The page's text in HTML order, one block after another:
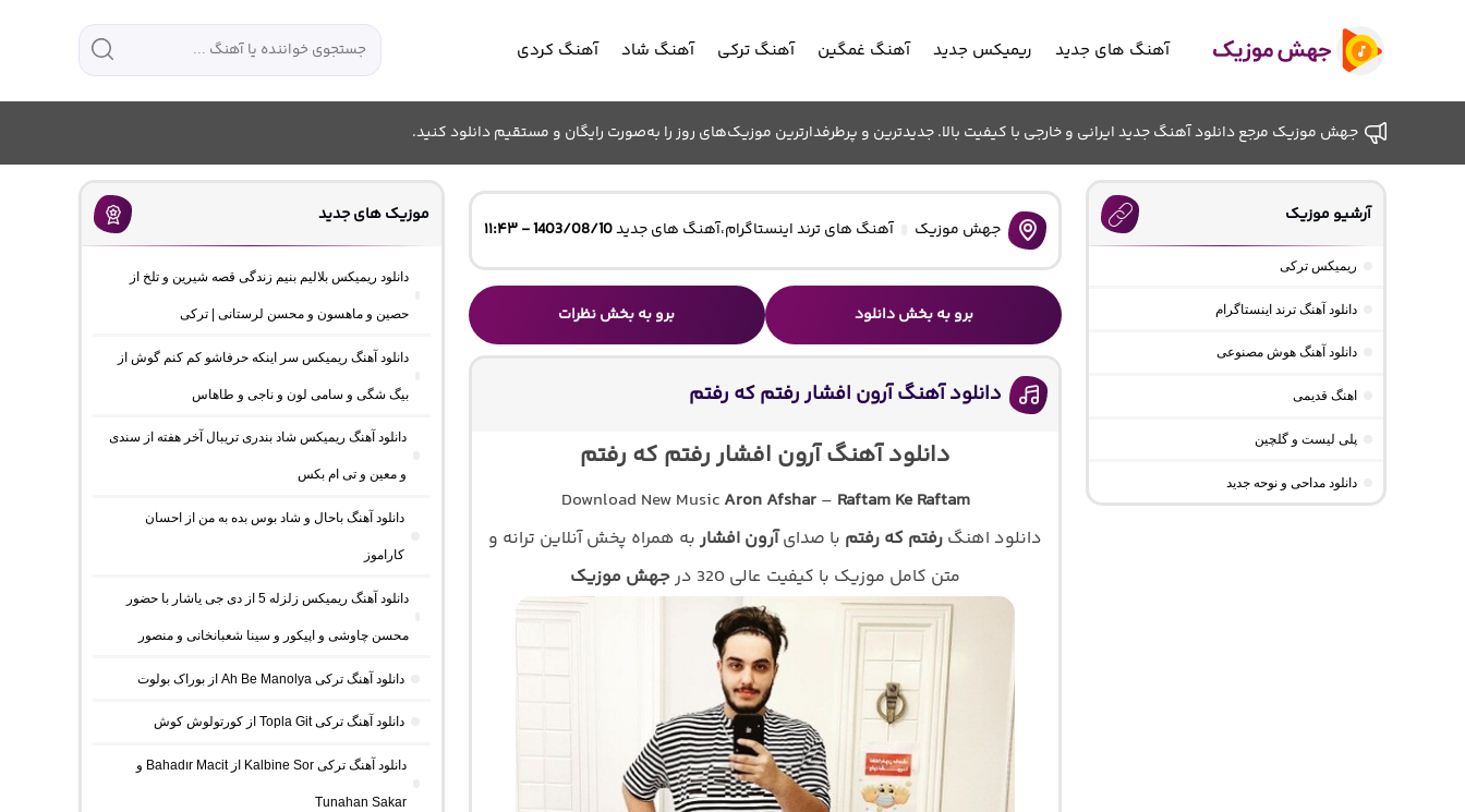
آهنگ های جدید ریمیکس جدید آهنگ غمگین آهنگ ترکی آهنگ شاد آهنگ کردی
جهش موزیک مرجع دانلود آهنگ جدید ایرانی و خارجی با کیفیت بالا. جدیدترین و پرطرفدارترین موزیک‌های روز را به‌صورت رایگان و مستقیم دانلود کنید.
جهش موزیک آهنگ های ترند اینستاگرام،آهنگ های جدید1403/08/10 - ۱۱:۴۳
برو به بخش دانلود برو به بخش نظرات
دانلود آهنگ آرون افشار رفتم که رفتم
دانلود آهنگ آرون افشار رفتم که رفتم
Download New Music Aron Afshar– Raftam Ke Raftam
دانلود اهنگ رفتم که رفتم با صدایآرون افشار به همراه پخش آنلاین ترانه و
متن کامل موزیک با کیفیت عالی 320 در
جهش موزیک
آرشیو موزیک
ریمیکس ترکی
دانلود آهنگ ترند اینستاگرام
دانلود آهنگ هوش مصنوعی
اهنگ قدیمی
پلی لیست و گلچین
دانلود مداحی و نوحه جدید
موزیک های جدید
دانلود ریمیکس بلالیم بنیم زندگی قصه شیرین و تلخ از
حصین و ماهسون و محسن لرستانی | ترکی
دانلود آهنگ ریمیکس سر اینکه حرفاشو کم کنم گوش از
بیگ شگی و سامی لون و ناجی و طاهاس
دانلود آهنگ ریمیکس شاد بندری تریبال آخر هفته از سندی
و معین و تی ام بکس
دانلود آهنگ باحال و شاد بوس بده به من از احسان
کاراموز
دانلود آهنگ ریمیکس زلزله 5 از دی جی یاشار با حضور
محسن چاوشی و اپیکور و سینا شعبانخانی و منصور
دانلود آهنگ ترکی Ah Be Manolya از بوراک بولوت
دانلود آهنگ ترکی Topla Git از کورتولوش کوش
دانلود آهنگ ترکی Kalbine Sor از Bahadır Macit و
Tunahan Sakar